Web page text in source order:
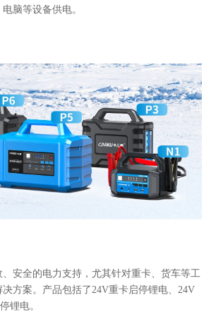
脑等设备供电。
安全的电力支持，尤其针对重卡、货车等工
方案。产品包括了 24V重卡启停锂电、24V
锂电。